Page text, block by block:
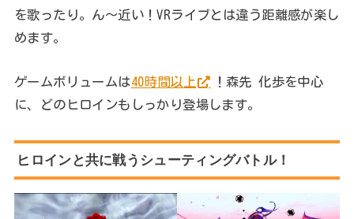
を歌ったり。ん～近い！VRライブとは違う距離感が楽し
めます。
ゲームボリュームは40時間以上
！森先 化歩を中心
に、どのヒロインもしっかり登場します。
ヒロインと共に戦うシューティングバトル！